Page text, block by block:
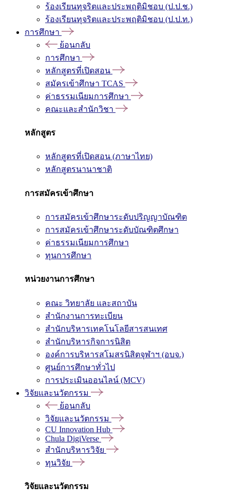
ร้องเรียนทุจริตและประพฤติมิชอบ (ป.ป.ช.)
ร้องเรียนทุจริตและประพฤติมิชอบ (ป.ป.ท.)
การศึกษา
ย้อนกลับ
การศึกษา
หลักสูตรที่เปิดสอน
สมัครเข้าศึกษา TCAS
ค่าธรรมเนียมการศึกษา
คณะและสำนักวิชา
หลักสูตร
หลักสูตรที่เปิดสอน (ภาษาไทย)
หลักสูตรนานาชาติ
การสมัครเข้าศึกษา
การสมัครเข้าศึกษาระดับปริญญาบัณฑิต
การสมัครเข้าศึกษาระดับบัณฑิตศึกษา
ค่าธรรมเนียมการศึกษา
ทุนการศึกษา
หน่วยงานการศึกษา
คณะ วิทยาลัย และสถาบัน
สำนักงานการทะเบียน
สำนักบริหารเทคโนโลยีสารสนเทศ
สำนักบริหารกิจการนิสิต
องค์การบริหารสโมสรนิสิตจุฬาฯ (อบจ.)
ศูนย์การศึกษาทั่วไป
การประเมินออนไลน์ (MCV)
วิจัยและนวัตกรรม
ย้อนกลับ
วิจัยและนวัตกรรม
CU Innovation Hub
Chula DigiVerse
สำนักบริหารวิจัย
ทุนวิจัย
วิจัยและนวัตกรรม